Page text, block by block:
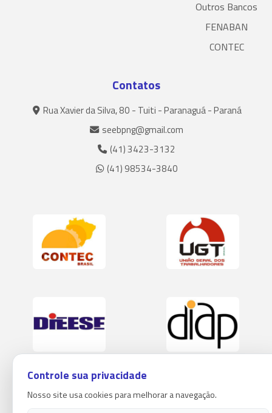
Outros Bancos
FENABAN
CONTEC
Contatos
Rua Xavier da Silva, 80 - Tuiti - Paranaguá - Paraná
seebpng@gmail.com
(41) 3423-3132
(41) 98534-3840
Controle sua privacidade
Nosso site usa cookies para melhorar a navegação.